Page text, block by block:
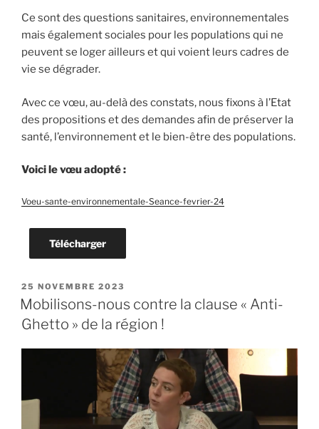
Ce sont des questions sanitaires, environnementales
mais également sociales pour les populations qui ne
peuvent se loger ailleurs et qui voient leurs cadres de
vie se dégrader.
Avec ce vœu, au-delà des constats, nous fixons à l’Etat
des propositions et des demandes afin de préserver la
santé, l’environnement et le bien-être des populations.
Voici le vœu adopté :
Voeu-sante-environnementale-Seance-fevrier-24
Télécharger
PUBLIÉ
LE
25 NOVEMBRE 2023
Mobilisons-nous contre la clause « Anti-
Ghetto » de la région !